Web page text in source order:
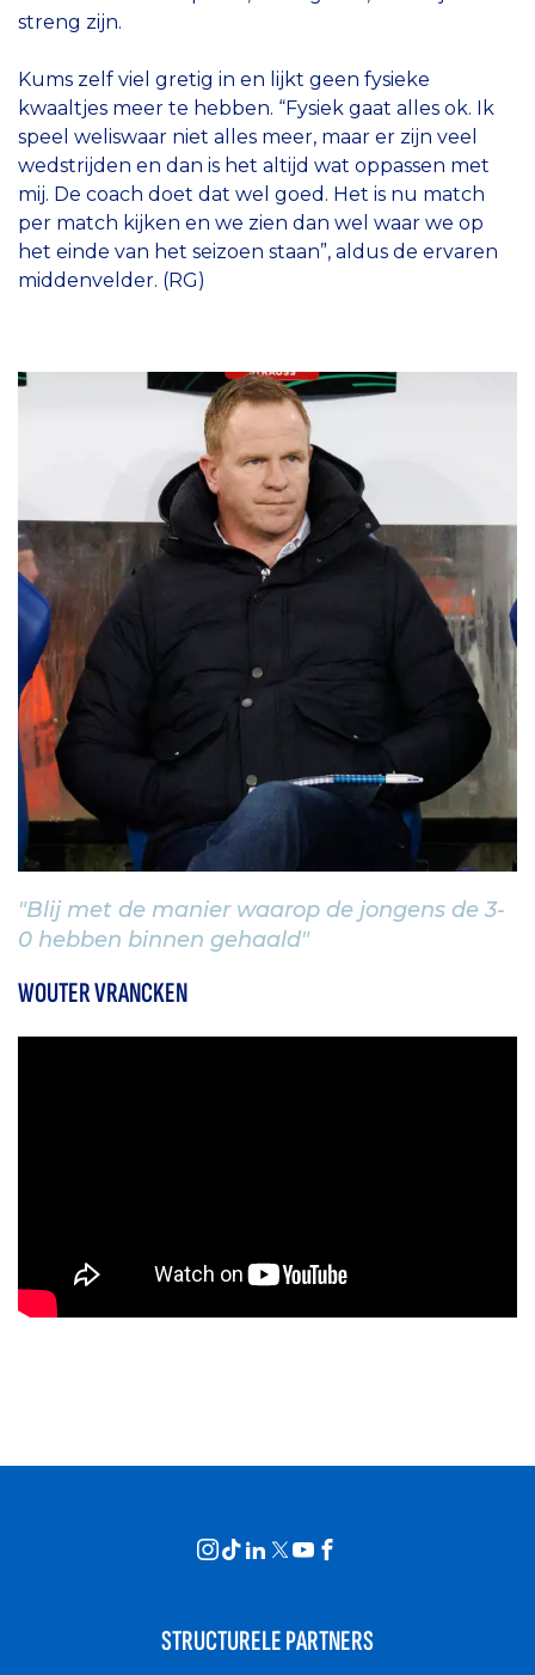
streng zijn.
Kums zelf viel gretig in en lijkt geen fysieke
kwaaltjes meer te hebben. “Fysiek gaat alles ok. Ik
speel weliswaar niet alles meer, maar er zijn veel
wedstrijden en dan is het altijd wat oppassen met
mij. De coach doet dat wel goed. Het is nu match
per match kijken en we zien dan wel waar we op
het einde van het seizoen staan”, aldus de ervaren
middenvelder. (RG)
"Blij met de manier waarop de jongens de 3-
0 hebben binnen gehaald"
WOUTER VRANCKEN
STRUCTURELE PARTNERS